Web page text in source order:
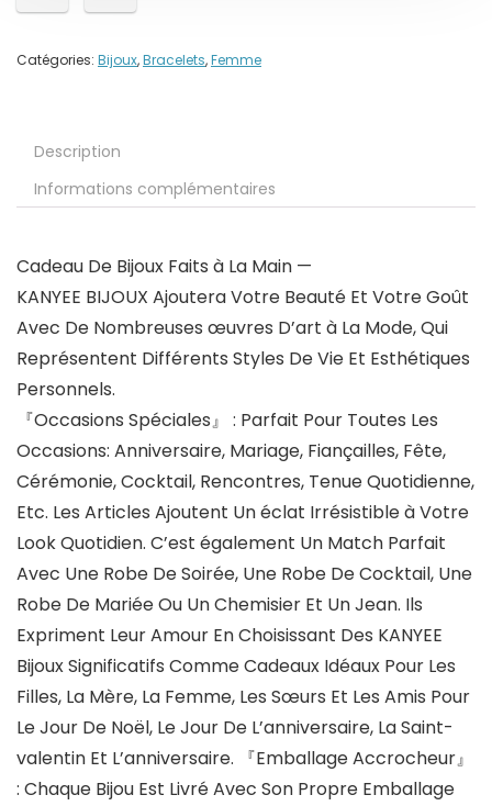
Catégories: Bijoux,Bracelets,Femme
Description
Informations complémentaires
Cadeau De Bijoux Faits à La Main —
KANYEE BIJOUX Ajoutera Votre Beauté Et Votre Goût
Avec De Nombreuses œuvres D’art à La Mode, Qui
Représentent Différents Styles De Vie Et Esthétiques
Personnels.
『Occasions Spéciales』 : Parfait Pour Toutes Les
Occasions: Anniversaire, Mariage, Fiançailles, Fête,
Cérémonie, Cocktail, Rencontres, Tenue Quotidienne,
Etc. Les Articles Ajoutent Un éclat Irrésistible à Votre
Look Quotidien. C’est également Un Match Parfait
Avec Une Robe De Soirée, Une Robe De Cocktail, Une
Robe De Mariée Ou Un Chemisier Et Un Jean. Ils
Expriment Leur Amour En Choisissant Des KANYEE
Bijoux Significatifs Comme Cadeaux Idéaux Pour Les
Filles, La Mère, La Femme, Les Sœurs Et Les Amis Pour
Le Jour De Noël, Le Jour De L’anniversaire, La Saint-
valentin Et L’anniversaire.
『Emballage Accrocheur』
: Chaque Bijou Est Livré Avec Son Propre Emballage